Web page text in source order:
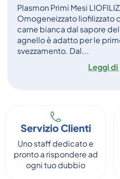
Plasmon Primi Mesi
Omogeneizzato liofilizzato
carne bianca dal sapore
agnello è adatto per le
svezzamento. Dal...
Leggi di
Servizio Clienti
Uno staff dedicato e
pronto a rispondere ad
ogni tuo dubbio